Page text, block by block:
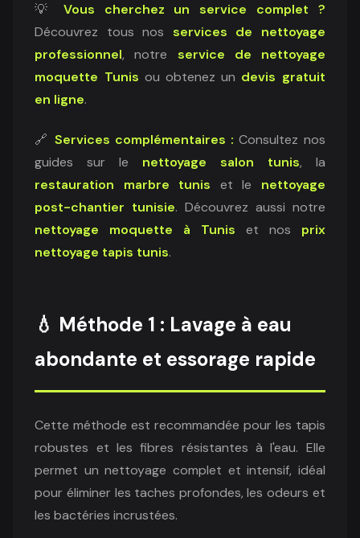
💡 Vous cherchez un service complet ?
Découvrez tous nos services de nettoyage
professionnel, notre service de nettoyage
moquette Tunis ou obtenez un devis gratuit
en ligne.
🔗 Services complémentaires : Consultez nos
guides sur le nettoyage salon tunis, la
restauration marbre tunis et le nettoyage
post-chantier tunisie. Découvrez aussi notre
nettoyage moquette à Tunis et nos prix
nettoyage tapis tunis.
💧 Méthode 1 : Lavage à eau
abondante et essorage rapide
Cette méthode est recommandée pour les tapis
robustes et les fibres résistantes à l'eau. Elle
permet un nettoyage complet et intensif, idéal
pour éliminer les taches profondes, les odeurs et
les bactéries incrustées.